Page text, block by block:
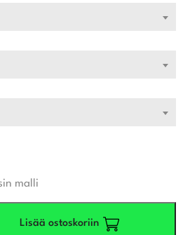
malli
Lisää ostoskoriin